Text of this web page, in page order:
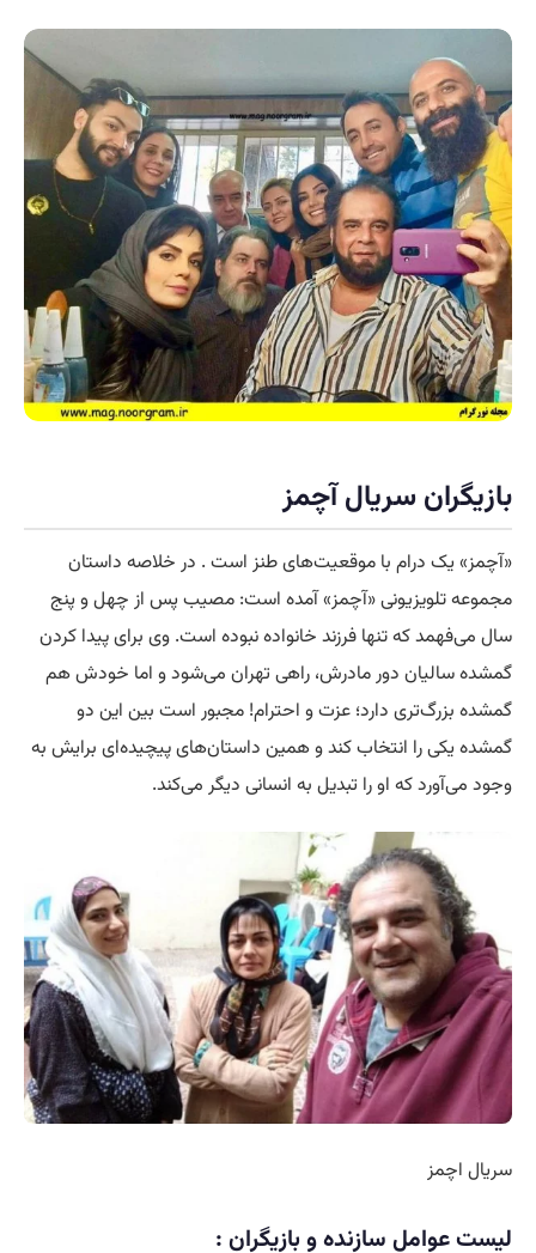
بازیگران سریال آچمز
«آچمز» یک درام با موقعیت‌های طنز است . در خلاصه داستان
مجموعه تلویزیونی «آچمز» آمده است: مصیب پس از چهل‌ و پنج
سال می‌فهمد که تنها فرزند خانواده نبوده است. وی برای پیدا کردن
گمشده‌ سالیان دور مادرش، راهی تهران می‌شود و اما خودش هم
گمشده‌ بزرگ‌تری دارد؛ عزت و احترام! مجبور است بین این دو
گمشده یکی را انتخاب کند و همین داستان‌های پیچیده‌ای برایش به
وجود می‌آورد که او را تبدیل به انسانی دیگر می‌کند.
سریال اچمز
لیست عوامل سازنده و بازیگران :